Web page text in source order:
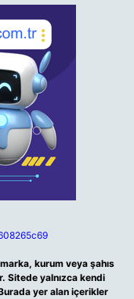
kurum veya şahıs
Sitede yalnızca kendi
yer alan içerikler